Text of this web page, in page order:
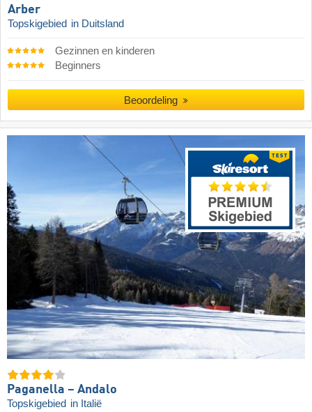
Arber
Topskigebied in Duitsland
Gezinnen en kinderen
Beginners
Beoordeling
Paganella – Andalo
Topskigebied in Italië